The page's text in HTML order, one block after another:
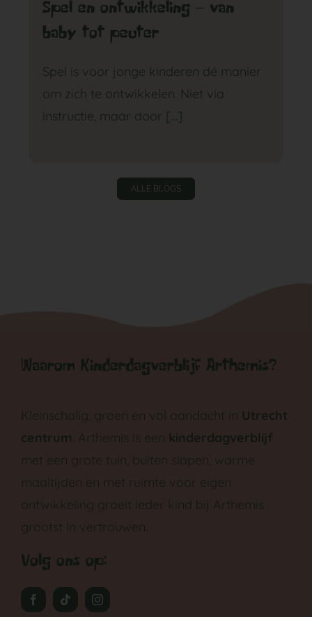
Spel en ontwikkeling – van
baby tot peuter
Spel is voor jonge kinderen dé manier
om zich te ontwikkelen. Niet via
instructie, maar door […]
ALLE BLOGS
Waarom Kinderdagverblijf Arthemis?
Kleinschalig, groen en vol aandacht in Utrecht
centrum . Arthemis is een kinderdagverblijf
met een grote tuin, buiten slapen, warme
maaltijden en met ruimte voor eigen
ontwikkeling groeit ieder kind bij Arthemis
grootst in vertrouwen.
Volg ons op: